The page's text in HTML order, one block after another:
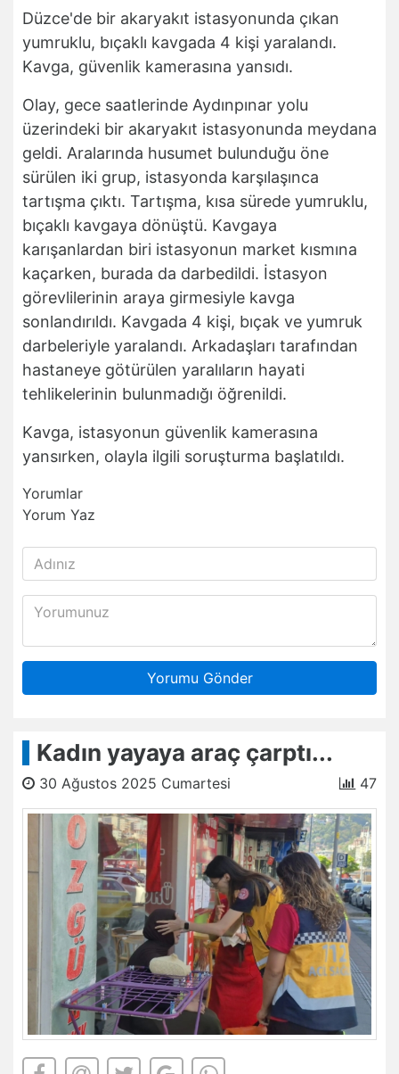
Düzce'de bir akaryakıt istasyonunda çıkan
yumruklu, bıçaklı kavgada 4 kişi yaralandı.
Kavga, güvenlik kamerasına yansıdı.
Olay, gece saatlerinde Aydınpınar yolu
üzerindeki bir akaryakıt istasyonunda meydana
geldi. Aralarında husumet bulunduğu öne
sürülen iki grup, istasyonda karşılaşınca
tartışma çıktı. Tartışma, kısa sürede yumruklu,
bıçaklı kavgaya dönüştü. Kavgaya
karışanlardan biri istasyonun market kısmına
kaçarken, burada da darbedildi. İstasyon
görevlilerinin araya girmesiyle kavga
sonlandırıldı. Kavgada 4 kişi, bıçak ve yumruk
darbeleriyle yaralandı. Arkadaşları tarafından
hastaneye götürülen yaralıların hayati
tehlikelerinin bulunmadığı öğrenildi.
Kavga, istasyonun güvenlik kamerasına
yansırken, olayla ilgili soruşturma başlatıldı.
Yorumlar
Yorum Yaz
Yorumu Gönder
Kadın yayaya araç çarptı...
30 Ağustos 2025 Cumartesi 47